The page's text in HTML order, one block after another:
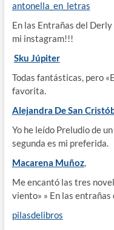
antonella_en_letras
En las Entrañas del
mi instagram!!!
Sku Júpiter
Todas fantásticas, pero
favorita.
Alejandra De San
Yo he leído Preludio de
segunda es mi preferida.
Macarena Muñoz,
Me encantó las tres
viento» » En las entrañas
pilasdelibros